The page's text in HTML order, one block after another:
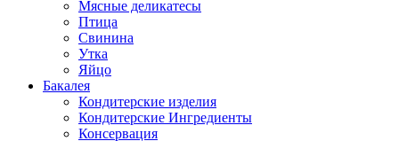
Мясные деликатесы
Птица
Свинина
Утка
Яйцо
Бакалея
Кондитерские изделия
Кондитерские Ингредиенты
Консервация